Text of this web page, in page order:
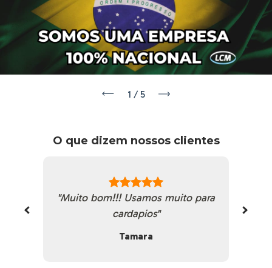
1 / 5
O que dizem nossos clientes
"Muito bom!!! Usamos muito para
cardapios"
Tamara